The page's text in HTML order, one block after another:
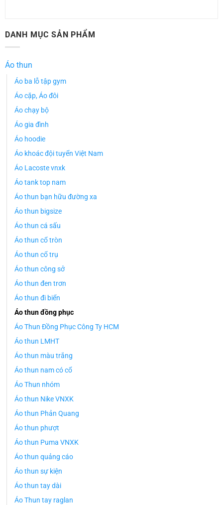
DANH MỤC SẢN PHẨM
Áo thun
Áo ba lỗ tập gym
Áo cặp, Áo đôi
Áo chạy bộ
Áo gia đình
Áo hoodie
Áo khoác đội tuyển Việt Nam
Áo Lacoste vnxk
Áo tank top nam
Áo thun bạn hữu đường xa
Áo thun bigsize
Áo thun cá sấu
Áo thun cổ tròn
Áo thun cổ trụ
Áo thun công sở
Áo thun đen trơn
Áo thun đi biển
Áo thun đồng phục
Áo Thun Đồng Phục Công Ty HCM
Áo thun LMHT
Áo thun màu trắng
Áo thun nam có cổ
Áo Thun nhóm
Áo thun Nike VNXK
Áo thun Phản Quang
Áo thun phượt
Áo thun Puma VNXK
Áo thun quảng cáo
Áo thun sự kiện
Áo thun tay dài
Áo Thun tay raglan